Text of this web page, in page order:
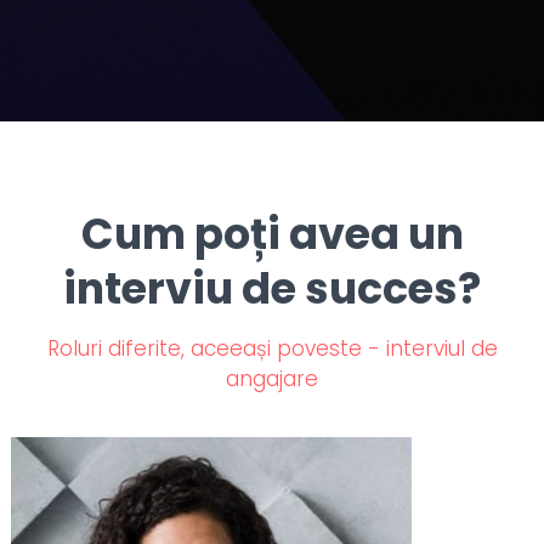
Cum poți avea un
interviu de succes?
Roluri diferite, aceeași poveste - interviul de
angajare